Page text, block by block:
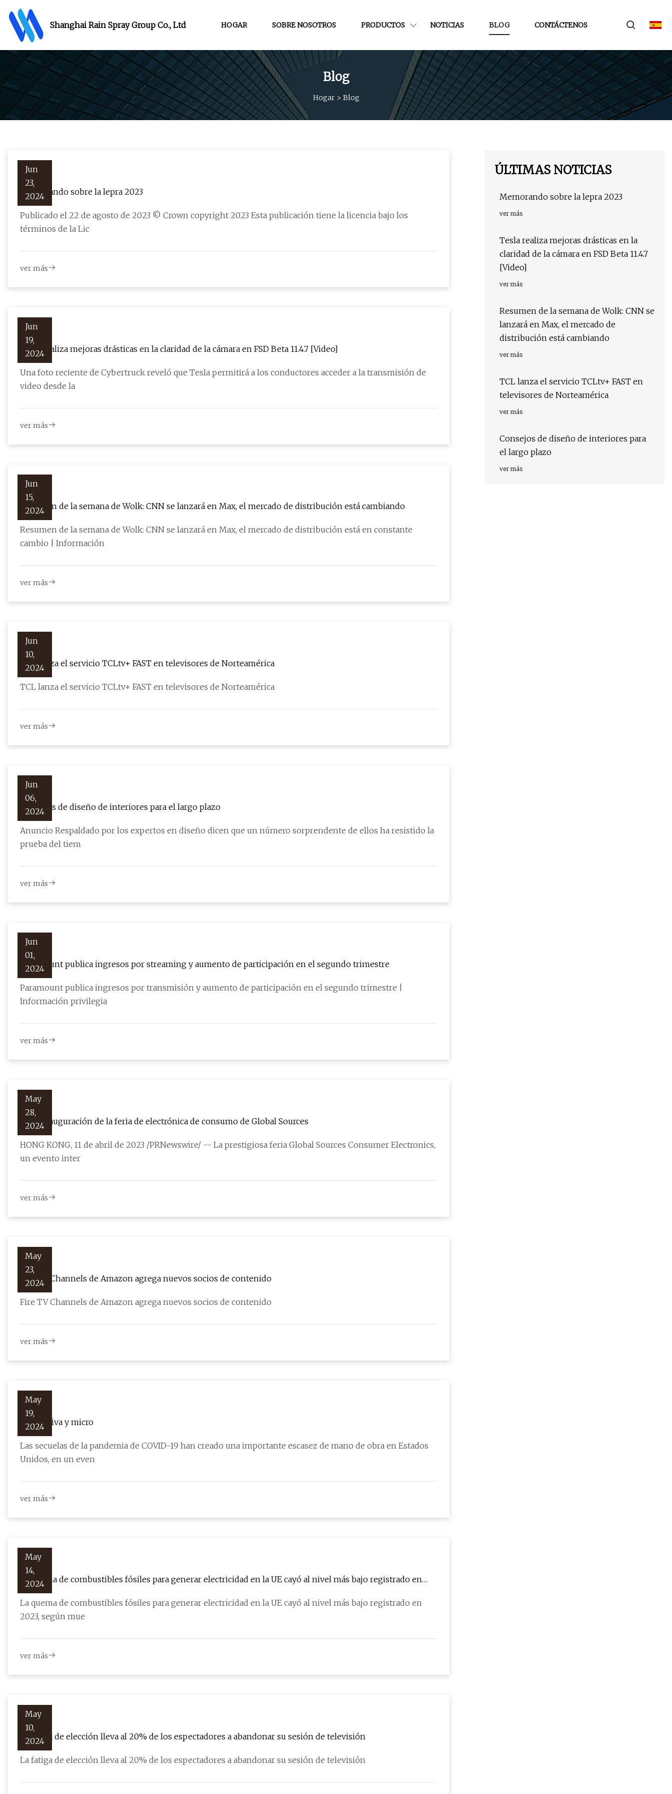
Shanghai Rain Spray Group Co., Ltd HOGAR SOBRE NOSOTROS PRODUCTOS NOTICIAS BLOG CONTÁCTENOS
Blog
Hogar> Blog
Jun
23,
2024
Memorando sobre la lepra 2023
Publicado el 22 de agosto de 2023 © Crown copyright 2023 Esta publicación tiene la licencia bajo los
términos de la Lic
ver más
Jun
19,
2024
Tesla realiza mejoras drásticas en la claridad de la cámara en FSD Beta 11.4.7 [Video]
Una foto reciente de Cybertruck reveló que Tesla permitirá a los conductores acceder a la transmisión de
video desde la
ver más
Jun
15,
2024
Resumen de la semana de Wolk: CNN se lanzará en Max, el mercado de distribución está cambiando
Resumen de la semana de Wolk: CNN se lanzará en Max, el mercado de distribución está en constante
cambio | Información
ver más
Jun
10,
2024
TCL lanza el servicio TCLtv+ FAST en televisores de Norteamérica
TCL lanza el servicio TCLtv+ FAST en televisores de Norteamérica
ver más
Jun
06,
2024
Consejos de diseño de interiores para el largo plazo
Anuncio Respaldado por los expertos en diseño dicen que un número sorprendente de ellos ha resistido la
prueba del tiem
ver más
Jun
01,
2024
Paramount publica ingresos por streaming y aumento de participación en el segundo trimestre
Paramount publica ingresos por transmisión y aumento de participación en el segundo trimestre |
Información privilegia
ver más
May
28,
2024
Gran inauguración de la feria de electrónica de consumo de Global Sources
HONG KONG, 11 de abril de 2023 /PRNewswire/ -- La prestigiosa feria Global Sources Consumer Electronics,
un evento inter
ver más
May
23,
2024
Fire TV Channels de Amazon agrega nuevos socios de contenido
Fire TV Channels de Amazon agrega nuevos socios de contenido
ver más
May
19,
2024
Alternativa y micro
Las secuelas de la pandemia de COVID-19 han creado una importante escasez de mano de obra en Estados
Unidos, en un even
ver más
May
14,
2024
La quema de combustibles fósiles para generar electricidad en la UE cayó al nivel más bajo registrado en
2023, según muestran los datos
La quema de combustibles fósiles para generar electricidad en la UE cayó al nivel más bajo registrado en
2023, según mue
ver más
May
10,
2024
La fatiga de elección lleva al 20% de los espectadores a abandonar su sesión de televisión
La fatiga de elección lleva al 20% de los espectadores a abandonar su sesión de televisión
ÚLTIMAS NOTICIAS
Memorando sobre la lepra 2023
ver más
Tesla realiza mejoras drásticas en la
claridad de la cámara en FSD Beta 11.4.7
[Video]
ver más
Resumen de la semana de Wolk: CNN se
lanzará en Max, el mercado de
distribución está cambiando
ver más
TCL lanza el servicio TCLtv+ FAST en
televisores de Norteamérica
ver más
Consejos de diseño de interiores para
el largo plazo
ver más